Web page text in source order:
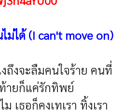
ม่ได้ (I can't move on)
ถึงจะลืมคนใจร้าย คนที่
ายก็แค่รักทิพย์
ม เธอก็คงเทเรา ทิ้งเรา